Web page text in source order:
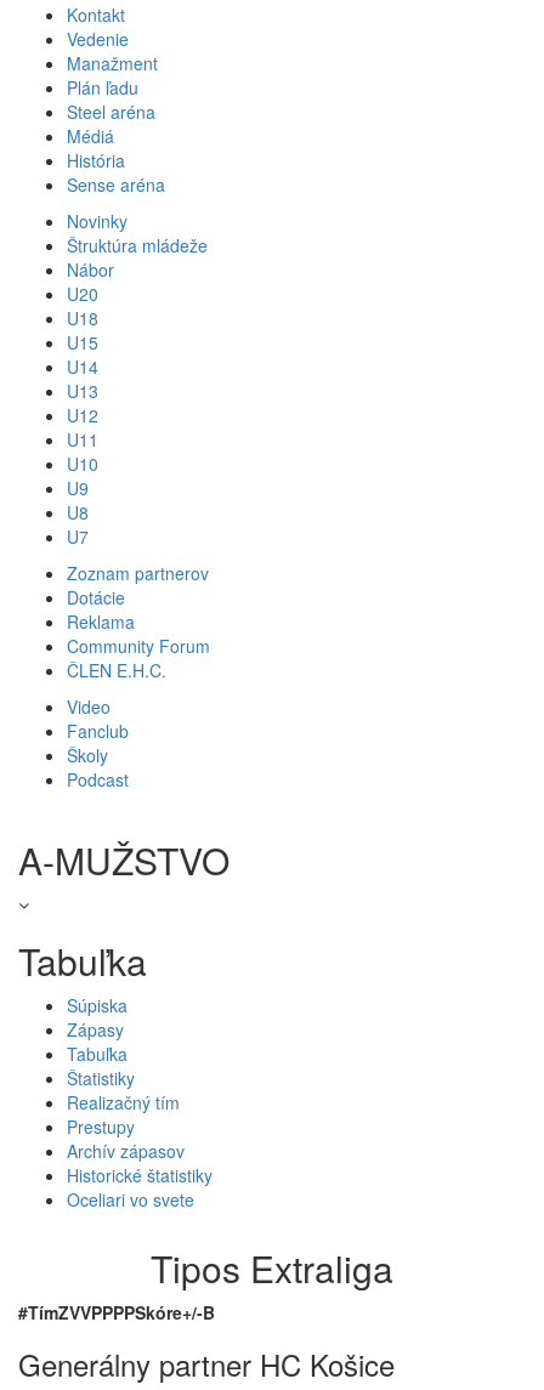
Kontakt
Vedenie
Manažment
Plán ľadu
Steel aréna
Médiá
História
Sense aréna
Novinky
Štruktúra mládeže
Nábor
U20
U18
U15
U14
U13
U12
U11
U10
U9
U8
U7
Zoznam partnerov
Dotácie
Reklama
Community Forum
ČLEN E.H.C.
Video
Fanclub
Školy
Podcast
A-MUŽSTVO
Tabuľka
Súpiska
Zápasy
Tabuľka
Štatistiky
Realizačný tím
Prestupy
Archív zápasov
Historické štatistiky
Oceliari vo svete
Tipos Extraliga
#TímZVVPPPPSkóre+/-B
Generálny partner HC Košice